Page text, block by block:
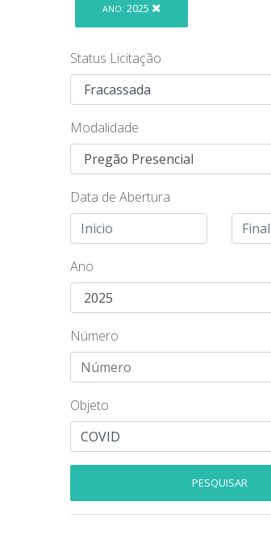
ANO: 2025
Status Licitação
Modalidade
Data de Abertura
Ano
Número
Objeto
PESQUISAR